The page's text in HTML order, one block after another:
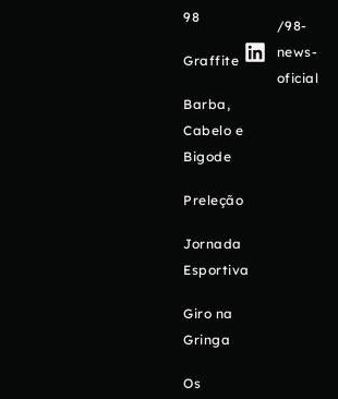
98
Graffite
Barba,
Cabelo e
Bigode
Preleção
Jornada
Esportiva
Giro na
Gringa
Os
/98-
news-
oficial